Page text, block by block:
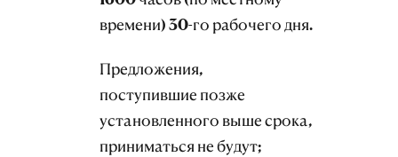
времени) 30-го рабочего дня.
Предложения,
поступившие позже
установленного выше срока,
приниматься не будут;